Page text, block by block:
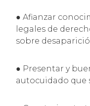
● Afianzar
legales de
sobre
● Presentar y
autocuidado que